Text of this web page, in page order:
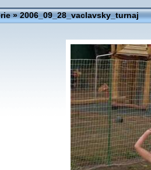
»2006_09_28_vaclavsky_turnaj